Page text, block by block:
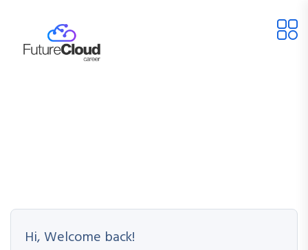
Hi, Welcome back!